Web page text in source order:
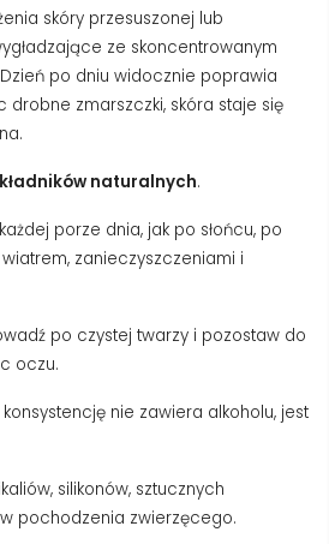
skóry przesuszonej lub
ze skoncentrowanym
Dzień po dniu widocznie poprawia
drobne zmarszczki, skóra staje się
naturalnych.
porze dnia, jak po słońcu, po
zanieczyszczeniami i
po czystej twarzy i pozostaw do
oczu.
nie zawiera alkoholu, jest
silikonów, sztucznych
pochodzenia zwierzęcego.